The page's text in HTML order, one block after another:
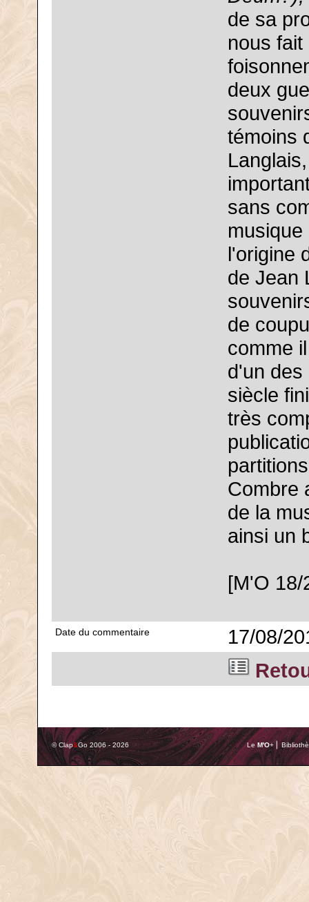
de sa
nous
deux
témoins
sans
l'origine
de Jean
de
comme
d'un des
siècle
très
Combre
de la
ainsi un
[M'O 18/
Date du commentaire
17/08/
© Clap&Go 2006 - 2026 Le M'O+ ⎢